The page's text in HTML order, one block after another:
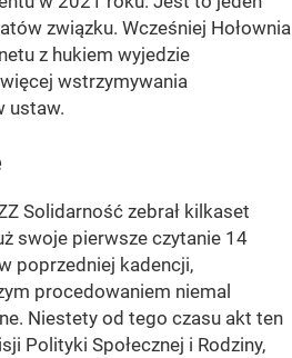
związku. Wcześniej Hołownia
z hukiem wyjedzie
wstrzymywania
ustaw.
Solidarność zebrał kilkaset
swoje pierwsze czytanie 14
poprzedniej kadencji,
procedowaniem niemal
Niestety od tego czasu akt ten
Polityki Społecznej i Rodziny,